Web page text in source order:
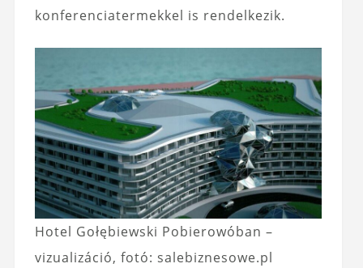
konferenciatermekkel is rendelkezik.
Hotel Gołębiewski Pobierowóban –
vizualizáció, fotó: salebiznesowe.pl